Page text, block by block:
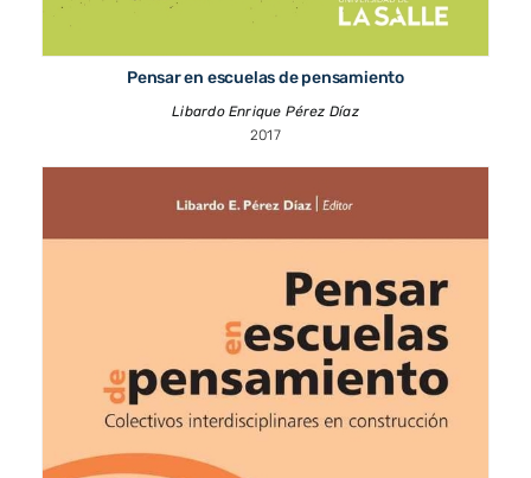
Pensar en escuelas de pensamiento
Libardo Enrique Pérez Díaz
2017